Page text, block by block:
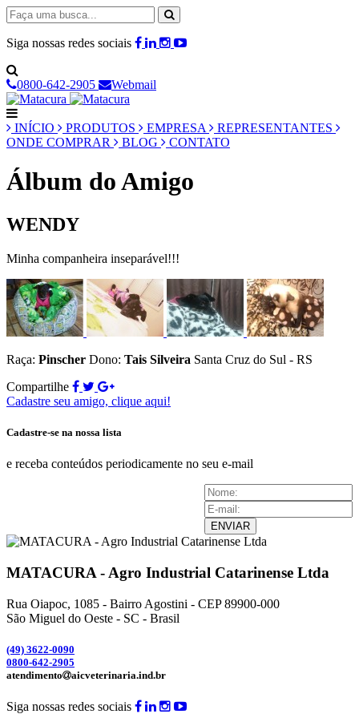
Siga nossas redes sociais
0800-642-2905 Webmail
INÍCIO PRODUTOS EMPRESA
REPRESENTANTES
ONDE COMPRAR
BLOG CONTATO
Álbum do Amigo
WENDY
Minha companheira inseparável!!!
Raça: Pinscher Dono: Tais Silveira Santa Cruz do Sul - RS
Compartilhe
Cadastre seu amigo, clique aqui!
Cadastre-se na nossa lista
e receba conteúdos periodicamente no seu e-mail
ENVIAR
MATACURA - Agro Industrial Catarinense Ltda
Rua Oiapoc, 1085 - Bairro Agostini - CEP 89900-000
São Miguel do Oeste - SC - Brasil
(49) 3622-0090
0800-642-2905
atendimento
aicveterinaria.ind.br
Siga nossas redes sociais